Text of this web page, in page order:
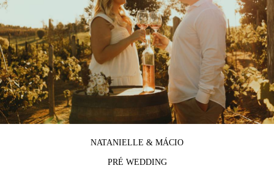
NATANIELLE & MÁCIO
PRÉ WEDDING